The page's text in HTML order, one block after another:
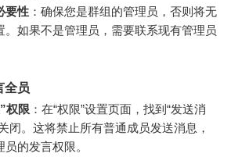
要性 ：确保您是群组的管理员，否则将无
。如果不是管理员，需要联系现有管理员
全员
权限 ：在“权限”设置页面，找到“发送消
闭。这将禁止所有普通成员发送消息，
的发言权限。